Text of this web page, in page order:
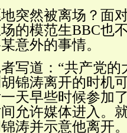
突然被离场？面
的模范生BBC也
意外的事情。
写道：“共产党的
锦涛离开的时机
天早些时候参加
允许媒体进入。
涛并示意他离开